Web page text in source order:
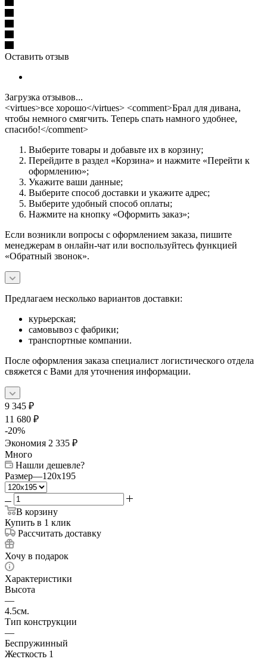
Оставить отзыв
Загрузка отзывов...
<virtues>все хорошо</virtues> <comment>Брал для дивана,
чтобы немного смягчить. Теперь спать намного удобнее,
спасибо!</comment>
Выберите товары и добавьте их в корзину;
Перейдите в раздел «Корзина» и нажмите «Перейти к
оформлению»;
Укажите ваши данные;
Выберите способ доставки и укажите адрес;
Выберите удобный способ оплаты;
Нажмите на кнопку «Оформить заказ»;
Если возникли вопросы с оформлением заказа, пишите
менеджерам в онлайн-чат или воспользуйтесь функцией
«Обратный звонок».
Предлагаем несколько вариантов доставки:
курьерская;
самовывоз с фабрики;
транспортные компании.
После оформления заказа специалист логистического отдела
свяжется с Вами для уточнения информации.
9 345 ₽
11 680 ₽
-20%
Экономия 2 335 ₽
Много
Нашли дешевле?
Размер—120x195
В корзину
Купить в 1 клик
Рассчитать доставку
Хочу в подарок
Характеристики
Высота
—
4.5см.
Тип конструкции
—
Беспружинный
Жесткость 1